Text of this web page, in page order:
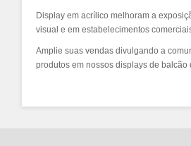
Display em acrílico melhoram a
visual e em estabelecimentos
Amplie suas vendas divulgando a
produtos em nossos displays de balcão